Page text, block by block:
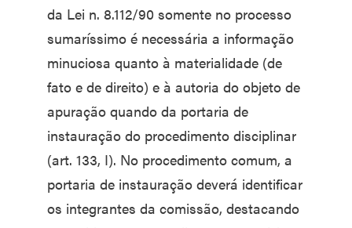
da Lei n. 8.112/90 somente no processo
sumaríssimo é necessária a informação
minuciosa quanto à materialidade (de
fato e de direito) e à autoria do objeto de
apuração quando da portaria de
instauração do procedimento disciplinar
(art. 133, I). No procedimento comum, a
portaria de instauração deverá identificar
os integrantes da comissão, destacando